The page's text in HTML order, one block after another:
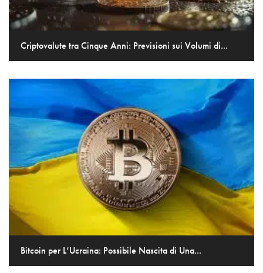
Criptovalute tra Cinque Anni: Previsioni sui Volumi di...
Bitcoin per L’Ucraina: Possibile Nascita di Una...